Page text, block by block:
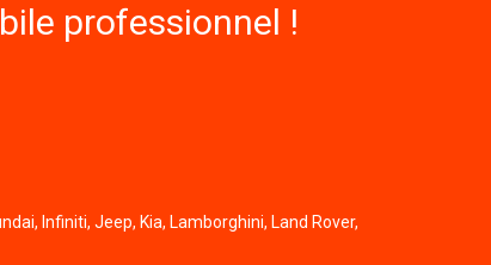
professionnel !
Infiniti, Jeep, Kia, Lamborghini, Land Rover,